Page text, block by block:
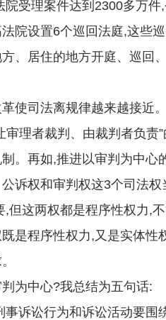
理案件达到2300多万件,
院设置6个巡回法庭,这些
、居住的地方开庭、巡回
司法离规律越来越接近。
审理者裁判、由裁判者负
。再如,推进以审判为中
权和审判权这3个司法权
,但这两权都是程序性权力,
是程序性权力,又是实体
中心?我总结为五句话:
讼行为和诉讼活动要围